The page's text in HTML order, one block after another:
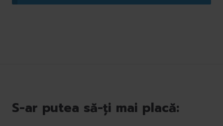
S-ar putea să-ți mai placă: